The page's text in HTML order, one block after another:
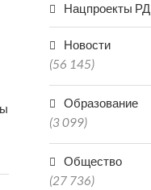
Нацпроекты РД
Новости
(56 145)
Образование
(3 099)
Общество
(27 736)